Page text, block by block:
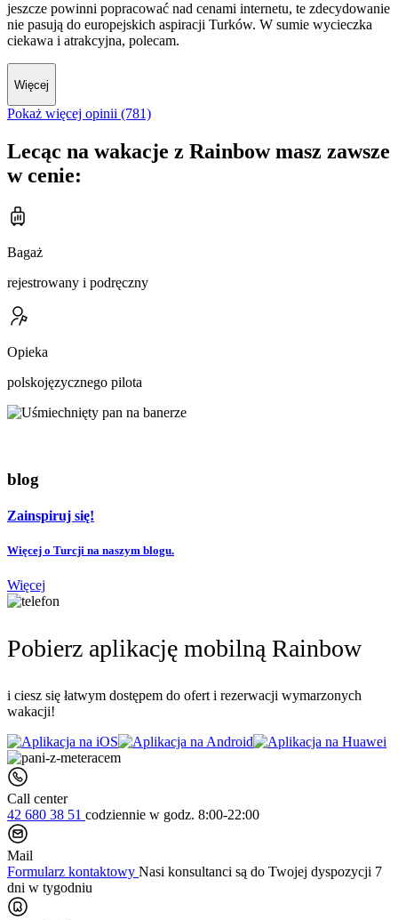
jeszcze powinni popracować nad cenami internetu, te zdecydowanie
nie pasują do europejskich aspiracji Turków. W sumie wycieczka
ciekawa i atrakcyjna, polecam.
Więcej
Pokaż więcej opinii (781)
Lecąc na wakacje z Rainbow masz zawsze
w cenie:
Bagaż
rejestrowany i podręczny
Opieka
polskojęzycznego pilota
blog
Zainspiruj się!
Więcej o Turcji na naszym blogu.
Więcej
Pobierz aplikację mobilną Rainbow
i ciesz się łatwym dostępem do ofert i rezerwacji wymarzonych
wakacji!
Call center
42 680 38 51 codziennie w godz. 8:00-22:00
Mail
Formularz kontaktowy Nasi konsultanci są do Twojej dyspozycji 7
dni w tygodniu